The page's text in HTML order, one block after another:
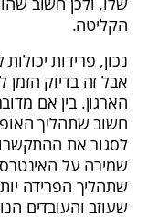
הקליטה.
נכון, פרידות
אבל זה בדיוק הזמן
הארגון. בין אם
חשוב שתהליך
לסגור את
שמירה על
שתהליך הפרידה
שעוזב והעובדים